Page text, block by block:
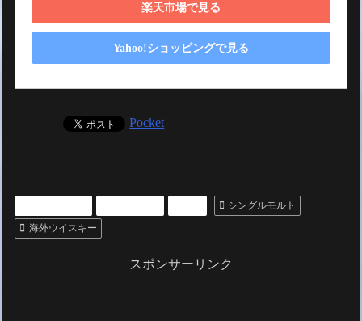
楽天市場で見る
Yahoo!ショッピングで見る
Pocket
シングルモルト
海外ウイスキー
スポンサーリンク